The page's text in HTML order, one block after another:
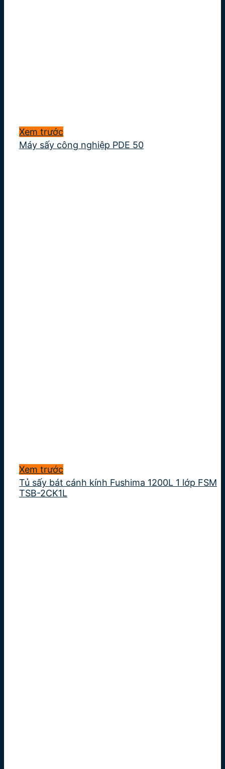
Xem trước
Máy sấy công nghiệp PDE 50
Xem trước
Tủ sấy bát cánh kính Fushima 1200L 1 lớp FSM
TSB-2CK1L